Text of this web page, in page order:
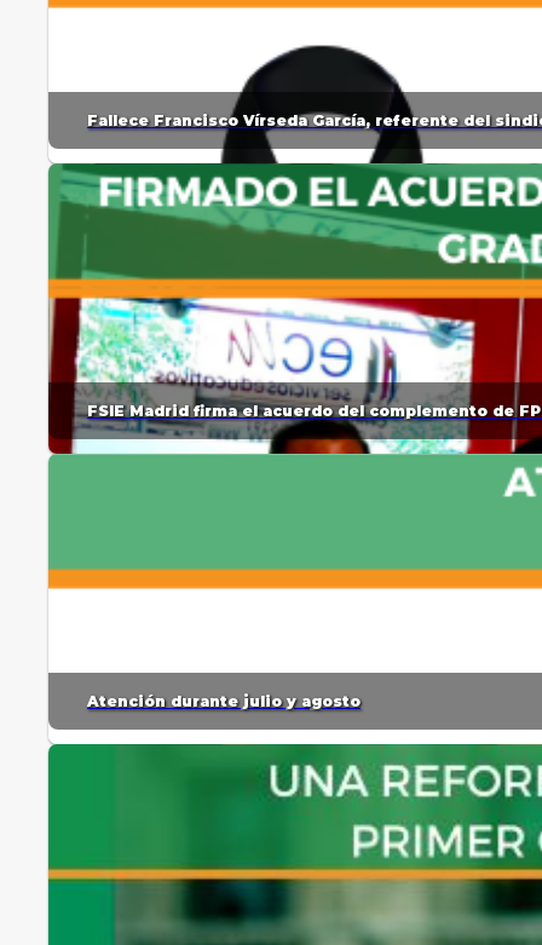
Fallece Francisco Vírseda García, referente del
FSIE Madrid firma el acuerdo del complemento de
Atención durante julio y agosto